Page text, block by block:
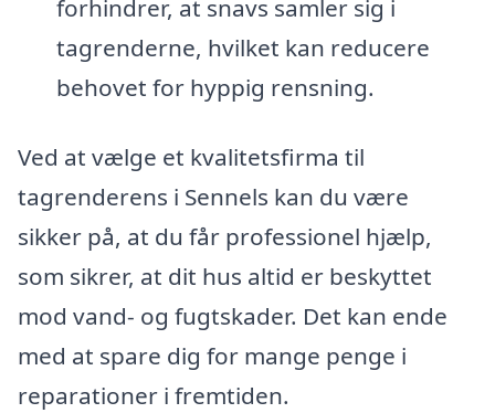
forhindrer, at snavs samler sig i
tagrenderne, hvilket kan reducere
behovet for hyppig rensning.
Ved at vælge et kvalitetsfirma til
tagrenderens i Sennels kan du være
sikker på, at du får professionel hjælp,
som sikrer, at dit hus altid er beskyttet
mod vand- og fugtskader. Det kan ende
med at spare dig for mange penge i
reparationer i fremtiden.